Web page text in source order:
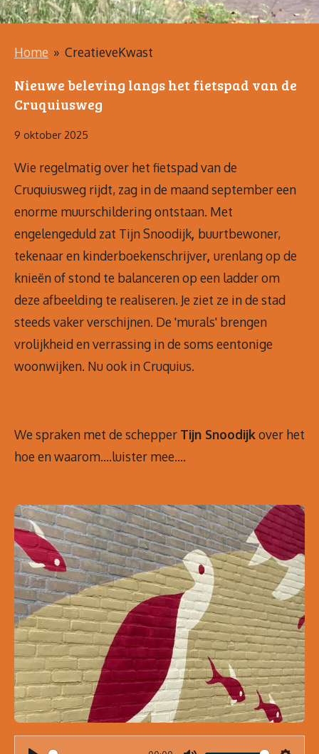
Home » CreatieveKwast
Nieuwe beleving langs het fietspad van de
Cruquiusweg
9 oktober 2025
Wie regelmatig over het fietspad van de
Cruquiusweg rijdt, zag in de maand september een
enorme muurschildering ontstaan. Met
engelengeduld zat Tijn Snoodijk, buurtbewoner,
tekenaar en kinderboekenschrijver, urenlang op de
knieën of stond te balanceren op een ladder om
deze afbeelding te realiseren. Je ziet ze in de stad
steeds vaker verschijnen. De 'murals' brengen
vrolijkheid en verrassing in de soms eentonige
woonwijken. Nu ook in Cruquius.
We spraken met de schepper Tijn Snoodijkover het
hoe en waarom....luister mee....